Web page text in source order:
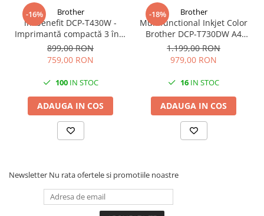
-16% Brother
inkbenefit DCP-T430W -
Imprimantă compactă 3 în 1
cu rezervor de cerneală
899,00 RON
759,00 RON
100IN STOC
ADAUGA IN COS
-18% Brother
Multifunctional Inkjet Color
Brother DCP-T730DW A4
Inkjet Ciss Duplex Wi-Fi
Garantie 5 Ani -
1.199,00 RON
979,00 RON
16 IN STOC
ADAUGA IN COS
Newsletter Nu rata ofertele si promotiile noastre